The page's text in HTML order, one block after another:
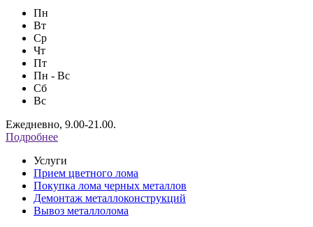
Пн
Вт
Ср
Чт
Пт
Пн - Вс
Сб
Вс
Ежедневно, 9.00-21.00.
Подробнее
Услуги
Прием цветного лома
Покупка лома черных металлов
Демонтаж металлоконструкций
Вывоз металлолома